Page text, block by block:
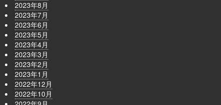
2023年8月
2023年7月
2023年6月
2023年5月
2023年4月
2023年3月
2023年2月
2023年1月
2022年12月
2022年10月